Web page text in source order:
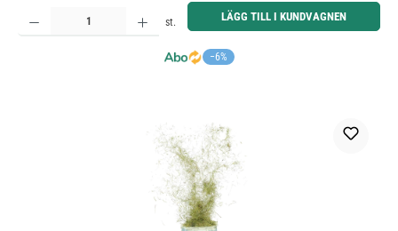
−6%
Produktkvantitet: Ange önskat belopp eller använd knapparna för att öka eller minska kvantiteten.
st. LÄGG TILL I KUNDVAGNEN